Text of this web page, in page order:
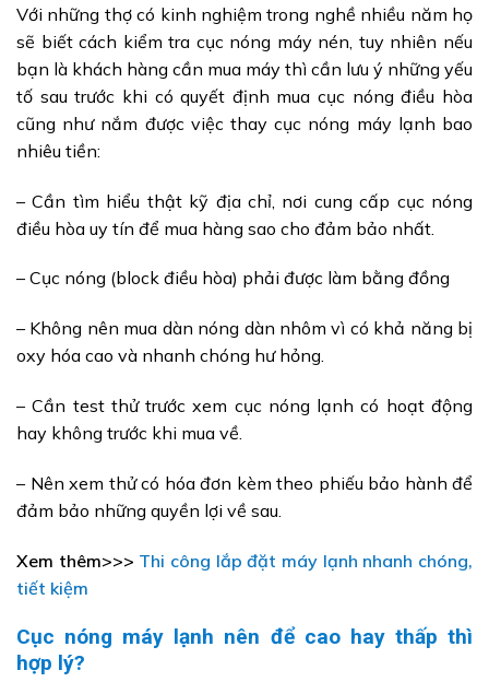
Với những thợ có kinh nghiệm trong nghề nhiều năm họ
sẽ biết cách kiểm tra cục nóng máy nén, tuy nhiên nếu
bạn là khách hàng cần mua máy thì cần lưu ý những yếu
tố sau trước khi có quyết định mua cục nóng điều hòa
cũng như nắm được việc thay cục nóng máy lạnh bao
nhiêu tiền:
– Cần tìm hiểu thật kỹ địa chỉ, nơi cung cấp cục nóng
điều hòa uy tín để mua hàng sao cho đảm bảo nhất.
– Cục nóng (block điều hòa) phải được làm bằng đồng
– Không nên mua dàn nóng dàn nhôm vì có khả năng bị
oxy hóa cao và nhanh chóng hư hỏng.
– Cần test thử trước xem cục nóng lạnh có hoạt động
hay không trước khi mua về.
– Nên xem thử có hóa đơn kèm theo phiếu bảo hành để
đảm bảo những quyền lợi về sau.
Xem thêm>>> Thi công lắp đặt máy lạnh nhanh chóng,
tiết kiệm
Cục nóng máy lạnh nên để cao hay thấp thì
hợp lý?